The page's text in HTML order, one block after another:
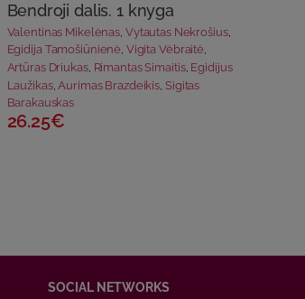
Bendroji dalis. 1 knyga
Valentinas Mikelėnas Vytautas Nekrošius,
Egidija Tamošiūnienė, Vigita Vėbraitė,
Artūras Driukas, Rimantas Simaitis, Egidijus
Laužikas, Aurimas Brazdeikis ,Sigitas
Barakauskas
26.25€
SOCIAL NETWORKS